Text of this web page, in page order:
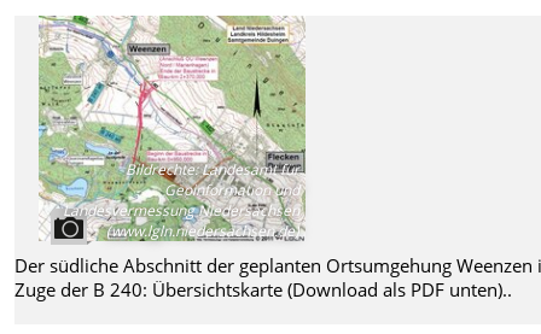
Bildrechte:Landesamt für
Geoinformation und
Landesvermessung Niedersachsen
(www.lgln.niedersachsen.de)
Der südliche Abschnitt der geplanten Ortsumgehung Weenzen
Zuge der B 240: Übersichtskarte (Download als PDF unten)..